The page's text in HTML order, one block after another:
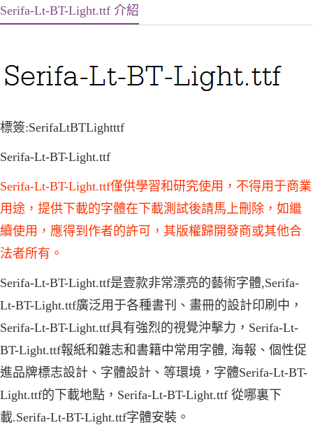
Serifa-Lt-BT-Light.ttf 介紹
標簽:SerifaLtBTLightttf
Serifa-Lt-BT-Light.ttf
Serifa-Lt-BT-Light.ttf僅供學習和研究使用，不得用于商業
用途，提供下載的字體在下載測試後請馬上刪除，如繼
續使用，應得到作者的許可，其版權歸開發商或其他合
法者所有。
Serifa-Lt-BT-Light.ttf是壹款非常漂亮的藝術字體,Serifa-
Lt-BT-Light.ttf廣泛用于各種書刊、畫冊的設計印刷中，
Serifa-Lt-BT-Light.ttf具有強烈的視覺沖擊力，Serifa-Lt-
BT-Light.ttf報紙和雜志和書籍中常用字體, 海報、個性促
進品牌標志設計、字體設計、等環境，字體Serifa-Lt-BT-
Light.ttf的下載地點，Serifa-Lt-BT-Light.ttf 從哪裏下
載.Serifa-Lt-BT-Light.ttf字體安裝。